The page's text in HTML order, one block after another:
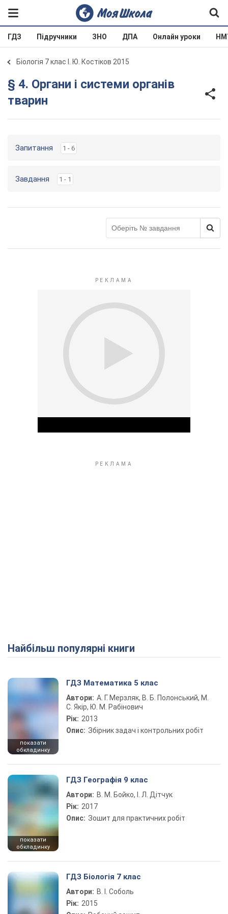
ГДЗ Підручники ЗНО ДПА Онлайн уроки
Біологія 7 клас І. Ю. Костіков 2015
§ 4. Органи і системи органів
тварин
Запитання 1 - 6
Завдання 1 - 1
Найбільш популярні книги
показати
обкладинку
ГДЗ Математика 5 клас
Автори: А. Г. Мерзляк, В. Б. Полонський, М.
С. Якір, Ю. М. Рабінович
Рік: 2013
Опис: Збірник задач і контрольних робіт
показати
обкладинку
ГДЗ Географія 9 клас
Автори: В. М. Бойко, І. Л. Дітчук
Рік: 2017
Опис: Зошит для практичних робіт
ГДЗ Біологія 7 клас
Автори: В. І. Соболь
Рік: 2015